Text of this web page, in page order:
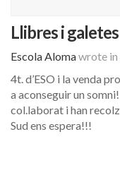
Llibres i
Escola Alomawrote in
4t. d’ESO i la venda
a aconseguir un
col.laborat i han
Sud ens espera!!!